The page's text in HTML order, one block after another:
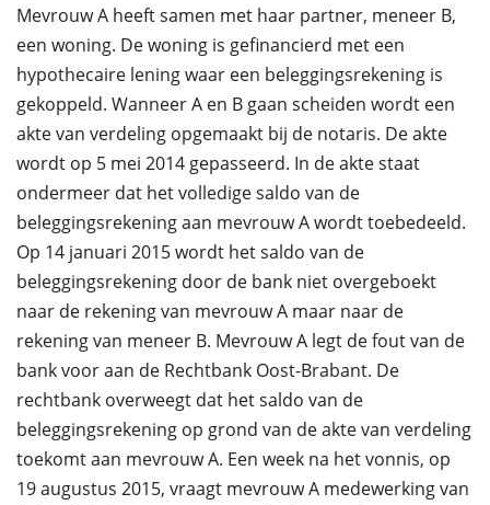
Mevrouw A heeft samen met haar partner, meneer B,
een woning. De woning is gefinancierd met een
hypothecaire lening waar een beleggingsrekening is
gekoppeld. Wanneer A en B gaan scheiden wordt een
akte van verdeling opgemaakt bij de notaris. De akte
wordt op 5 mei 2014 gepasseerd. In de akte staat
ondermeer dat het volledige saldo van de
beleggingsrekening aan mevrouw A wordt toebedeeld.
Op 14 januari 2015 wordt het saldo van de
beleggingsrekening door de bank niet overgeboekt
naar de rekening van mevrouw A maar naar de
rekening van meneer B. Mevrouw A legt de fout van de
bank voor aan de Rechtbank Oost-Brabant. De
rechtbank overweegt dat het saldo van de
beleggingsrekening op grond van de akte van verdeling
toekomt aan mevrouw A. Een week na het vonnis, op
19 augustus 2015, vraagt mevrouw A medewerking van